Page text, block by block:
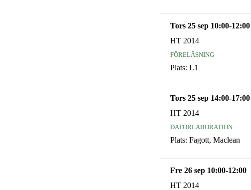
Tors 25 sep 10:00-12:00
HT 2014
föreläsning
Plats: L1
Tors 25 sep 14:00-17:00
HT 2014
datorlaboration
Plats: Fagott, Maclean
Fre 26 sep 10:00-12:00
HT 2014